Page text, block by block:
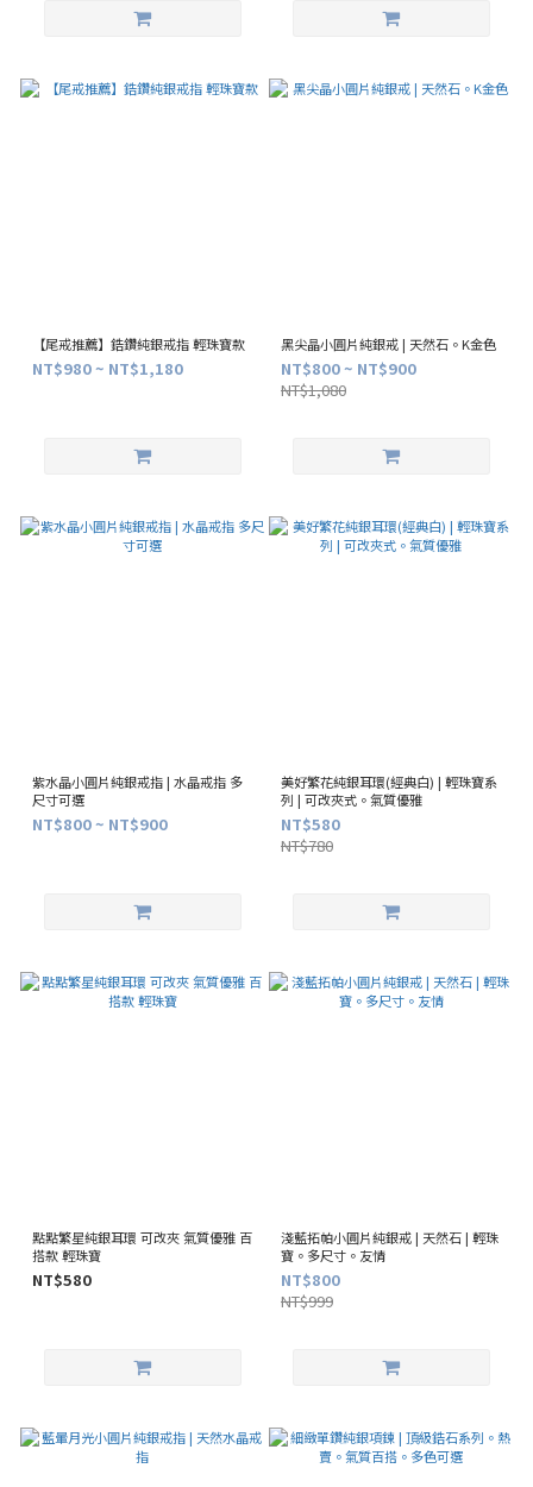
【尾戒推薦】鋯鑽純銀戒指 輕珠寶款
NT$980 ~ NT$1,180
黑尖晶小圓片純銀戒 | 天然石。K金色
NT$800 ~ NT$900
NT$1,080
紫水晶小圓片純銀戒指 | 水晶戒指 多
尺寸可選
NT$800 ~ NT$900
美好繁花純銀耳環(經典白) | 輕珠寶系
列 | 可改夾式。氣質優雅
NT$580
NT$780
點點繁星純銀耳環 可改夾 氣質優雅 百
搭款 輕珠寶
NT$580
淺藍拓帕小圓片純銀戒 | 天然石 | 輕珠
寶。多尺寸。友情
NT$800
NT$999